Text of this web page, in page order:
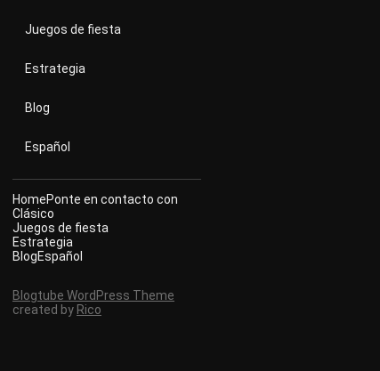
Juegos de fiesta
Estrategia
Blog
Español
HomePonte en contacto con
Clásico
Juegos de fiesta
Estrategia
BlogEspañol
Blogtube WordPress Theme
created by Rico